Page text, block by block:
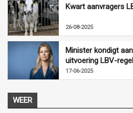
Kwart aanvragers
26-08-2025
Minister kondigt
uitvoering LBV-
17-06-2025
WEER